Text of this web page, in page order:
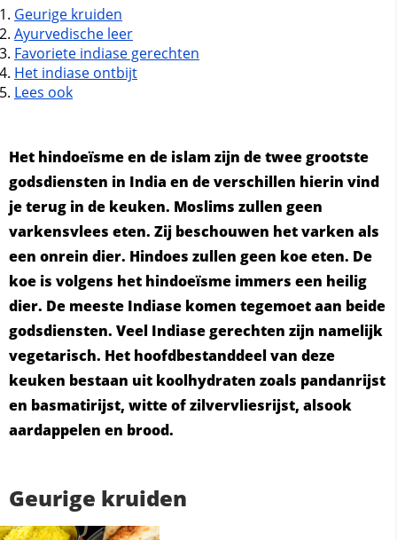
Geurige kruiden
Ayurvedische leer
Favoriete indiase gerechten
Het indiase ontbijt
Lees ook
Het hindoeïsme en de islam zijn de twee grootste
godsdiensten in India en de verschillen hierin vind
je terug in de keuken. Moslims zullen geen
varkensvlees eten. Zij beschouwen het varken als
een onrein dier. Hindoes zullen geen koe eten. De
koe is volgens het hindoeïsme immers een heilig
dier. De meeste Indiase komen tegemoet aan beide
godsdiensten. Veel Indiase gerechten zijn namelijk
vegetarisch. Het hoofdbestanddeel van deze
keuken bestaan uit koolhydraten zoals pandanrijst
en basmatirijst, witte of zilvervliesrijst, alsook
aardappelen en brood.
Geurige kruiden